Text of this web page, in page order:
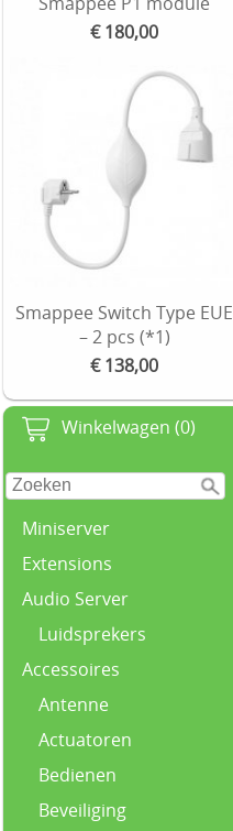
Winkelwagen (0)
Miniserver
Extensions
Audio Server
Luidsprekers
Accessoires
Antenne
Actuatoren
Bedienen
Beveiliging
€ 180,00
Smappee Switch Type EUE
– 2 pcs (*1)
€ 138,00